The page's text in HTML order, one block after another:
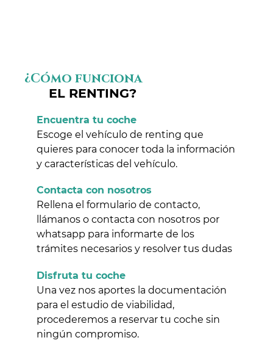
¿Cómo funciona
EL RENTING?
Encuentra tu coche
Escoge el vehículo de renting que
quieres para conocer toda la información
y características del vehículo.
Contacta con nosotros
Rellena el formulario de contacto,
llámanos o contacta con nosotros por
whatsapp para informarte de los
trámites necesarios y resolver tus dudas
Disfruta tu coche
Una vez nos aportes la documentación
para el estudio de viabilidad,
procederemos a reservar tu coche sin
ningún compromiso.